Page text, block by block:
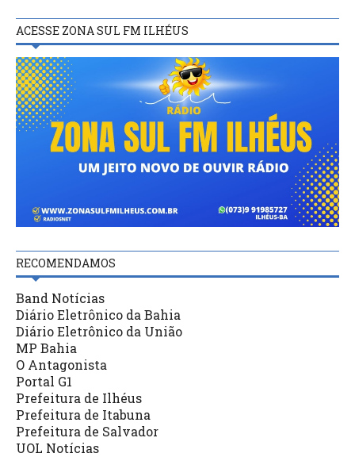
ACESSE ZONA SUL FM ILHÉUS
RECOMENDAMOS
Band Notícias
Diário Eletrônico da Bahia
Diário Eletrônico da União
MP Bahia
O Antagonista
Portal G1
Prefeitura de Ilhéus
Prefeitura de Itabuna
Prefeitura de Salvador
UOL Notícias